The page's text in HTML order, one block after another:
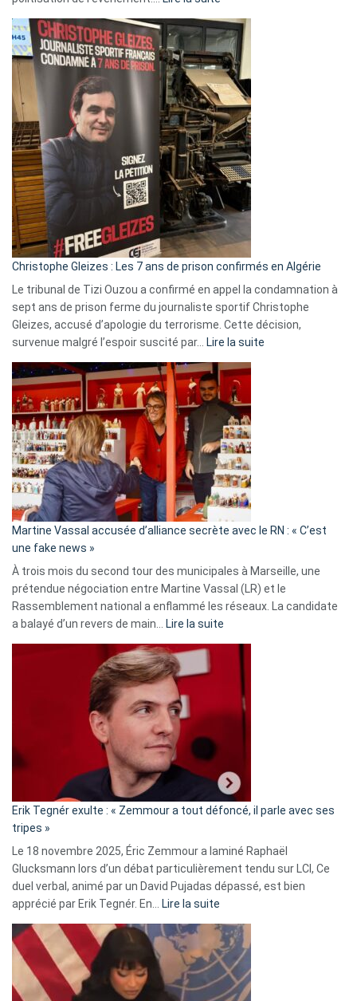
Boycott
Eurovision
2026
:
Pays-
Bas,
Espagne,
Irlande
et
Slovénie
rejettent
la
présence
d’Israël
Christophe Gleizes : Les 7 ans de prison confirmés en Algérie
Le tribunal de Tizi Ouzou a confirmé en appel la condamnation à
sept ans de prison ferme du journaliste sportif Christophe
Gleizes, accusé d’apologie du terrorisme. Cette décision,
survenue malgré l’espoir suscité par… Lire la suite
Algérie
Martine Vassal accusée d’alliance secrète avec le RN : « C’est
une fake news »
À trois mois du second tour des municipales à Marseille, une
prétendue négociation entre Martine Vassal (LR) et le
Rassemblement national a enflammé les réseaux. La candidate
a balayé d’un revers de main… Lire la suite
Martine
Vassal
d’alliance
secrète
«
C’est
fake
news
»
Erik Tegnér exulte : « Zemmour a tout défoncé, il parle avec ses
tripes »
Le 18 novembre 2025, Éric Zemmour a laminé Raphaël
Glucksmann lors d’un débat particulièrement tendu sur LCI, Ce
duel verbal, animé par un David Pujadas dépassé, est bien
apprécié par Erik Tegnér. En… Lire la suite
Erik
Tegnér
exulte
:
« Zemmour